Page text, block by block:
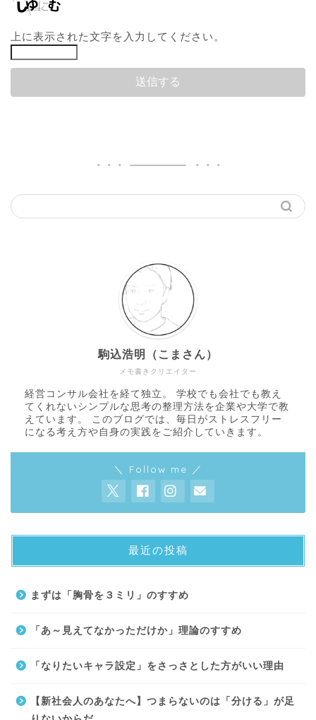
上に表示された文字を入力してください。
メモ書きクリエイター
駒込浩明（こまさん）
経営コンサル会社を経て独立。 学校でも会社でも教え
てくれないシンプルな思考の整理方法を企業や大学で教
えています。 このブログでは、毎日がストレスフリー
になる考え方や自身の実践をご紹介していきます。
＼ Follow me ／
最近の投稿
まずは「胸骨を３ミリ」のすすめ
「あ～見えてなかっただけか」理論のすすめ
「なりたいキャラ設定」をさっさとした方がいい理由
【新社会人のあなたへ】つまらないのは「分ける」が足
サイトマップ
プライバシーポリシー